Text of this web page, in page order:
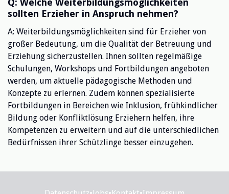
Q: Welche Weiterbildungsmöglichkeiten
sollten Erzieher in Anspruch nehmen?
A: Weiterbildungsmöglichkeiten sind für Erzieher von
großer Bedeutung, um die Qualität der Betreuung und
Erziehung sicherzustellen. Ihnen sollten regelmäßige
Schulungen, Workshops und Fortbildungen angeboten
werden, um aktuelle pädagogische Methoden und
Konzepte zu erlernen. Zudem können spezialisierte
Fortbildungen in Bereichen wie Inklusion, frühkindlicher
Bildung oder Konfliktlösung Erziehern helfen, ihre
Kompetenzen zu erweitern und auf die unterschiedlichen
Bedürfnissen ihrer Schützlinge besser einzugehen.